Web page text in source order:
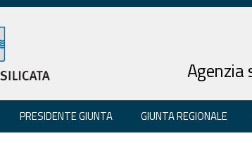
Agenzia
PRESIDENTE GIUNTA GIUNTA REGIONALE